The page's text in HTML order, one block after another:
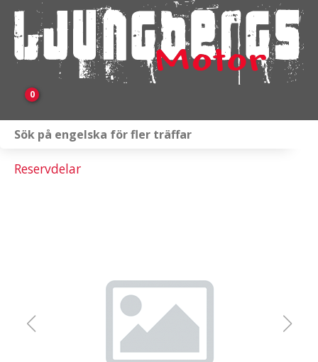
0
Släpvagnar & Skylift
Reservdelar